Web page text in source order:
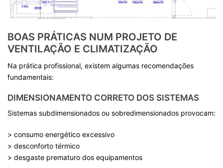
BOAS PRÁTICAS NUM PROJETO DE
VENTILAÇÃO E CLIMATIZAÇÃO
Na prática profissional, existem algumas recomendações
fundamentais:
DIMENSIONAMENTO CORRETO DOS SISTEMAS
Sistemas subdimensionados ou sobredimensionados provocam:
> consumo energético excessivo
> desconforto térmico
> desgaste prematuro dos equipamentos